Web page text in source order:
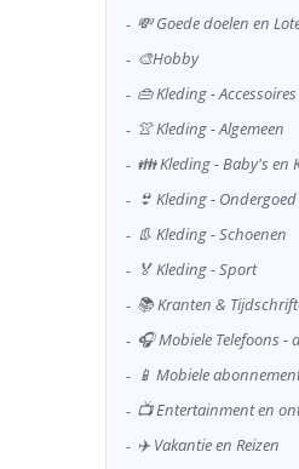
💸 Goede doelen en
🎨Hobby
👜 Kleding -
👚 Kleding - Algemeen
👪 Kleding - Baby's en
👙 Kleding -
👢 Kleding - Schoenen
🏅 Kleding - Sport
📚 Kranten &
🎧 Mobiele Telefoons -
📱 Mobiele
📺 Entertainment en
✈️ Vakantie en Reizen